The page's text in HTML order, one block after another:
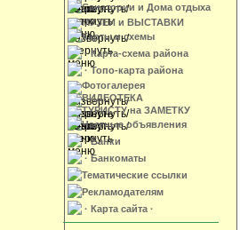
Санатории и Дома отдыха
МУЗЕИ и ВЫСТАВКИ
Карты и схемы
· Карта-схема района
· Топо-карта района
Фотогалерея
ВИДЕОТЕКА
ТУРИСТУ на ЗАМЕТКУ
Частные объявления
· Банки
· Банкоматы
Тематические ссылки
Рекламодателям
· Карта сайта ·